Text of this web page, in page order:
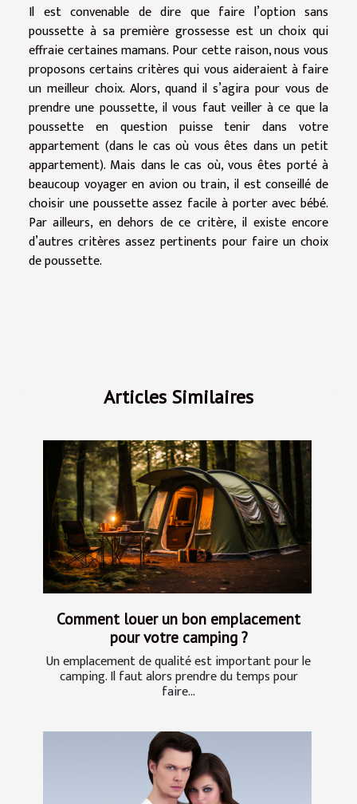
Il est convenable de dire que faire l’option sans
poussette à sa première grossesse est un choix qui
effraie certaines mamans. Pour cette raison, nous vous
proposons certains critères qui vous aideraient à faire
un meilleur choix. Alors, quand il s’agira pour vous de
prendre une poussette, il vous faut veiller à ce que la
poussette en question puisse tenir dans votre
appartement (dans le cas où vous êtes dans un petit
appartement). Mais dans le cas où, vous êtes porté à
beaucoup voyager en avion ou train, il est conseillé de
choisir une poussette assez facile à porter avec bébé.
Par ailleurs, en dehors de ce critère, il existe encore
d’autres critères assez pertinents pour faire un choix
de poussette.
Articles Similaires
Comment louer un bon emplacement
pour votre camping ?
Un emplacement de qualité est important pour le
camping. Il faut alors prendre du temps pour
faire...